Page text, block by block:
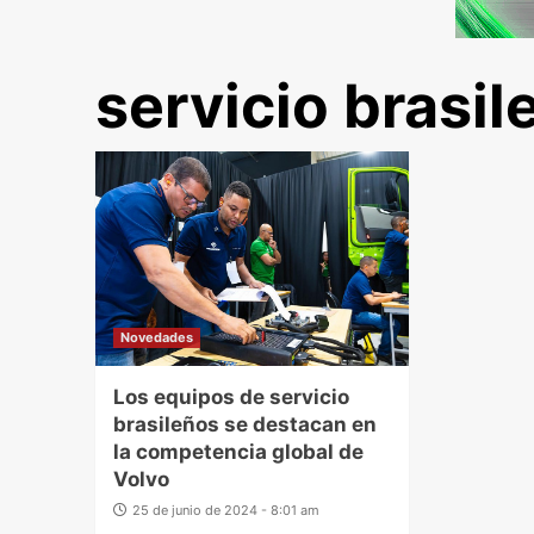
servicio
Novedades
Los equipos de servicio
brasileños se destacan en
la competencia global de
Volvo
25 de junio de 2024 - 8:01 am